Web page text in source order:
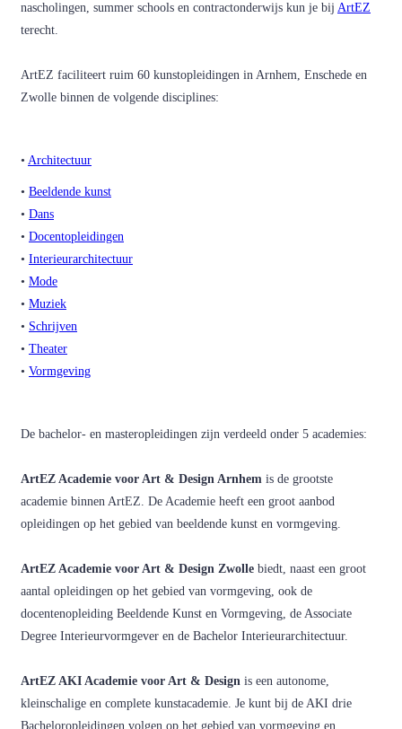
nascholingen, summer schools en contractonderwijs kun je bij ArtEZ
terecht.
ArtEZ faciliteert ruim 60 kunstopleidingen in Arnhem, Enschede en
Zwolle binnen de volgende disciplines:
• Architectuur
• Beeldende kunst
• Dans
• Docentopleidingen
• Interieurarchitectuur
• Mode
• Muziek
• Schrijven
• Theater
• Vormgeving
De bachelor- en masteropleidingen zijn verdeeld onder 5 academies:
ArtEZ Academie voor Art & Design Arnhem is de grootste
academie binnen ArtEZ. De Academie heeft een groot aanbod
opleidingen op het gebied van beeldende kunst en vormgeving.
ArtEZ Academie voor Art & Design Zwolle biedt, naast een groot
aantal opleidingen op het gebied van vormgeving, ook de
docentenopleiding Beeldende Kunst en Vormgeving, de Associate
Degree Interieurvormgever en de Bachelor Interieurarchitectuur.
ArtEZ AKI Academie voor Art & Design is een autonome,
kleinschalige en complete kunstacademie. Je kunt bij de AKI drie
Bacheloropleidingen volgen op het gebied van vormgeving en